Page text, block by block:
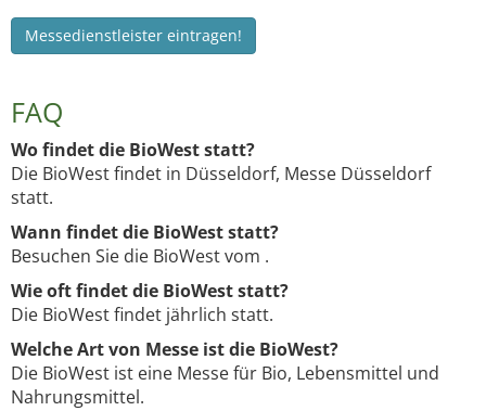
Messedienstleister eintragen!
FAQ
Wo findet die BioWest statt?
Die BioWest findet in Düsseldorf, Messe Düsseldorf
statt.
Wann findet die BioWest statt?
Besuchen Sie die BioWest vom .
Wie oft findet die BioWest statt?
Die BioWest findet jährlich statt.
Welche Art von Messe ist die BioWest?
Die BioWest ist eine Messe für Bio, Lebensmittel und
Nahrungsmittel.